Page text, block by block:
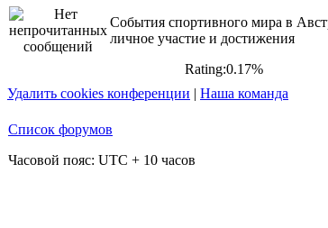
События спортивного мира в
личное участие и достижения
Rating:0.17%
Удалить cookies конференции | Наша команда
Список форумов
Часовой пояс: UTC + 10 часов